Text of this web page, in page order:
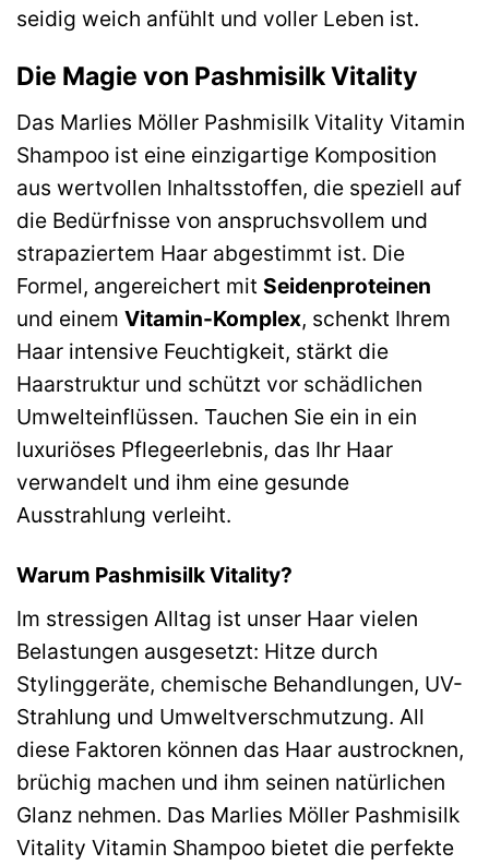
seidig weich anfühlt und voller Leben ist.
Die Magie von Pashmisilk Vitality
Das Marlies Möller Pashmisilk Vitality Vitamin
Shampoo ist eine einzigartige Komposition
aus wertvollen Inhaltsstoffen, die speziell auf
die Bedürfnisse von anspruchsvollem und
strapaziertem Haar abgestimmt ist. Die
Formel, angereichert mit Seidenproteinen
und einem Vitamin-Komplex, schenkt Ihrem
Haar intensive Feuchtigkeit, stärkt die
Haarstruktur und schützt vor schädlichen
Umwelteinflüssen. Tauchen Sie ein in ein
luxuriöses Pflegeerlebnis, das Ihr Haar
verwandelt und ihm eine gesunde
Ausstrahlung verleiht.
Warum Pashmisilk Vitality?
Im stressigen Alltag ist unser Haar vielen
Belastungen ausgesetzt: Hitze durch
Stylinggeräte, chemische Behandlungen, UV-
Strahlung und Umweltverschmutzung. All
diese Faktoren können das Haar austrocknen,
brüchig machen und ihm seinen natürlichen
Glanz nehmen. Das Marlies Möller Pashmisilk
Vitality Vitamin Shampoo bietet die perfekte